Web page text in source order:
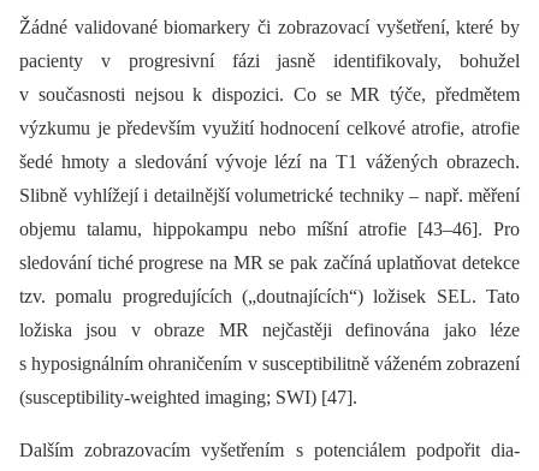
Žádné validované bio­markery či zobrazovací vyšetření, které by
pacienty v progresivní fázi jasně identifikovaly, bohužel
v současnosti nejsou k dispozici. Co se MR týče, předmětem
výzkumu je především využití hodnocení celkové atrofie, atrofie
šedé hmoty a sledování vývoje lézí na T1 vážených obrazech.
Slibně vyhlížejí i detailnější volumetrické techniky –⁠ např. měření
objemu talamu, hippokampu nebo míšní atrofie [43–46]. Pro
sledování tiché progrese na MR se pak začíná uplatňovat detekce
tzv. pomalu progredujících („doutnajících“) ložisek SEL. Tato
ložiska jsou v obraze MR nejčastěji definována jako léze
s hyposignálním ohraničením v susceptibilitně váženém zobrazení
(susceptibility-weight­ed imaging; SWI) [47].
Dalším zobrazovacím vyšetřením s potenciálem podpořit dia­